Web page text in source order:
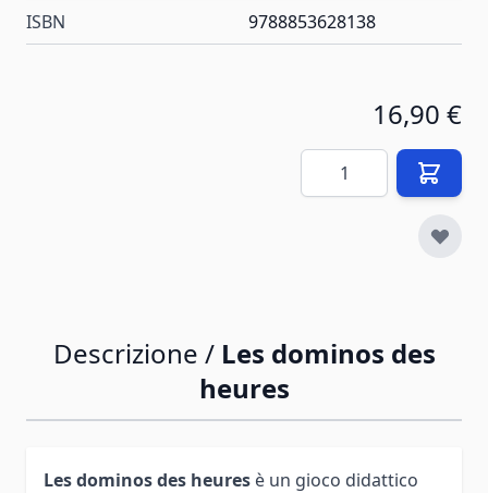
ISBN 9788853628138
16,90 €
Quantità
Descrizione / Les dominos des
heures
Les dominos des heures è un gioco didattico